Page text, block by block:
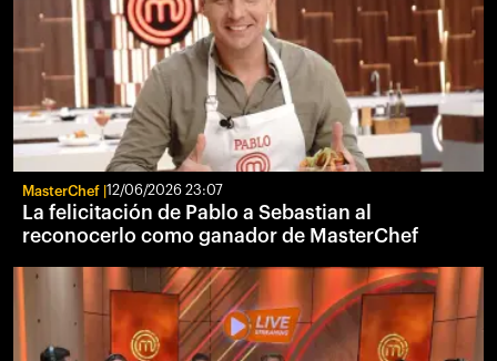
MasterChef 12/06/2026 23:07
La felicitación de Pablo a Sebastian al
reconocerlo como ganador de MasterChef